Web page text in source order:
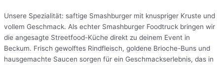
Unsere Spezialität: saftige Smashburger mit knuspriger Kruste und
vollem Geschmack. Als echter Smashburger Foodtruck bringen wir
die angesagte Streetfood-Küche direkt zu deinem Event in
Beckum. Frisch gewolftes Rindfleisch, goldene Brioche-Buns und
hausgemachte Saucen sorgen für ein Geschmackserlebnis, das in